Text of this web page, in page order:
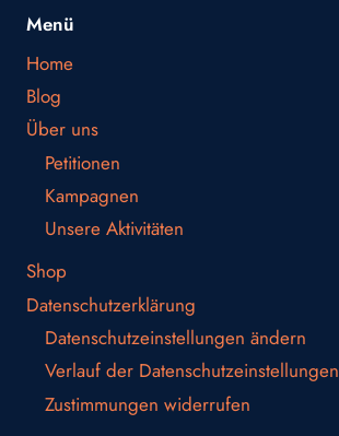
Menü
Home
Blog
Über uns
Petitionen
Kampagnen
Unsere Aktivitäten
Shop
Datenschutzerklärung
Datenschutzeinstellungen ändern
Verlauf der Datenschutzeinstellungen
Zustimmungen widerrufen